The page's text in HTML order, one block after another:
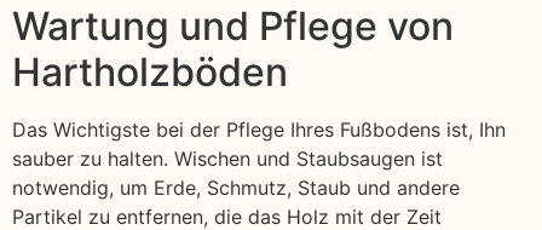
Wartung und Pflege von
Hartholzböden
Das Wichtigste bei der Pflege Ihres Fußbodens ist, Ihn
sauber zu halten. Wischen und Staubsaugen ist
notwendig, um Erde, Schmutz, Staub und andere
Partikel zu entfernen, die das Holz mit der Zeit